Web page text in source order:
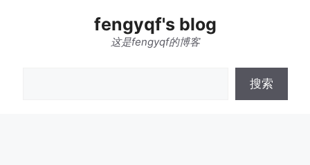
fengyqf's blog
这是fengyqf的博客
搜索